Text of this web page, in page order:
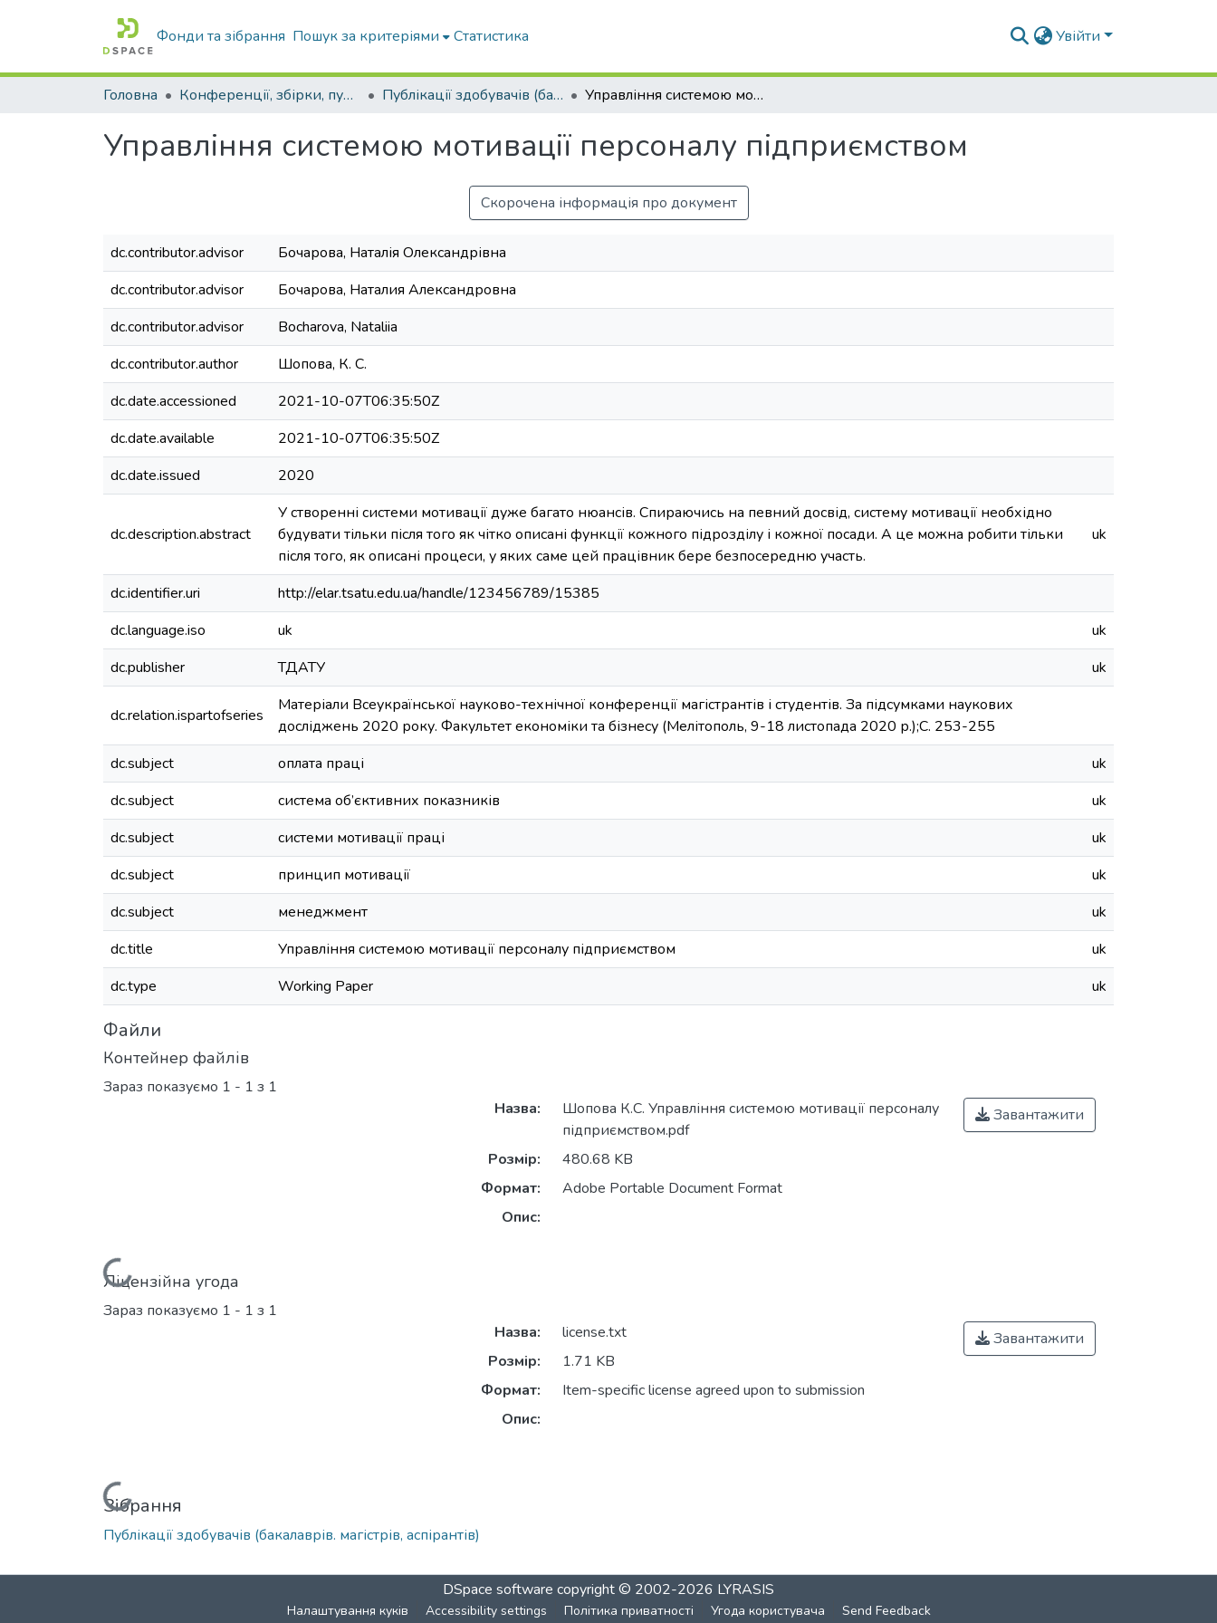
Фонди та зібрання Пошук за критеріями Статистика Увійти
Головна Конференції, збірки, публікації молодих вчених і здобувачів : магістрів, бакалаврів, аспірантів. Публікації здобувачів (бакалаврів. магістрів, аспірантів) Управління системою мотивації персоналу підприємством
Управління системою мотивації персоналу підприємством
Скорочена інформація про документ
dc.contributor.advisor
Бочарова, Наталія Олександрівна
dc.contributor.advisor
Бочарова, Наталия Александровна
dc.contributor.advisor
Bocharova, Nataliia
dc.contributor.author
Шопова, К. С.
dc.date.accessioned
2021-10-07T06:35:50Z
dc.date.available
2021-10-07T06:35:50Z
dc.date.issued
2020
dc.description.abstract
У створенні системи мотивації дуже багато нюансів. Спираючись на певний досвід, систему мотивації необхідно
будувати тільки після того як чітко описані функції кожного підрозділу і кожної посади. А це можна робити тільки
після того, як описані процеси, у яких саме цей працівник бере безпосередню участь.
uk
dc.identifier.uri
http://elar.tsatu.edu.ua/handle/123456789/15385
dc.language.iso
uk
uk
dc.publisher
ТДАТУ uk
dc.relation.ispartofseries
Матеріали Всеукраїнської науково-технічної конференції магістрантів і студентів. За підсумками наукових
досліджень 2020 року. Факультет економіки та бізнесу (Мелітополь, 9-18 листопада 2020 р.);С. 253-255
dc.subject
оплата праці
uk
dc.subject
система об’єктивних показників
uk
dc.subject
системи мотивації праці
uk
dc.subject
принцип мотивації
uk
dc.subject
менеджмент
uk
dc.title
Управління системою мотивації персоналу підприємством
uk
dc.type
Working Paper uk
Файли
Контейнер файлів
Зараз показуємо 1 - 1 з 1
Вантажиться...
Назва:
Шопова К.С. Управління системою мотивації персоналу
підприємством.pdf
Розмір:
480.68 KB
Формат:
Adobe Portable Document Format
Опис:
Завантажити
Ліцензійна угода
Зараз показуємо 1 - 1 з 1
Вантажиться...
Назва:
license.txt
Розмір:
1.71 KB
Формат:
Item-specific license agreed upon to submission
Опис:
Завантажити
Зібрання
Публікації здобувачів (бакалаврів. магістрів, аспірантів)
DSpace software copyright © 2002-2026 LYRASIS
Налаштування куків Accessibility settings Політика приватності Угода користувача Send Feedback